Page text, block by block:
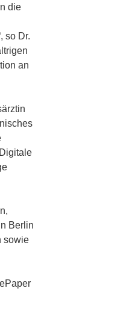
die
so Dr.
an
Berlin
sowie